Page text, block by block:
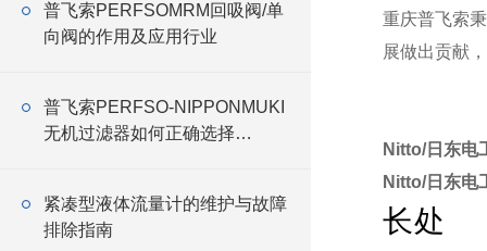
普飞索PERFSOMRM回吸阀/单
向阀的作用及应用行业
普飞索PERFSO-NIPPONMUKI
无机过滤器如何正确选择
紧凑型液体流量计的维护与故障
排除指南
重庆普飞索
展做出贡献
Nitto/日东电
Nitto/日东电
长处